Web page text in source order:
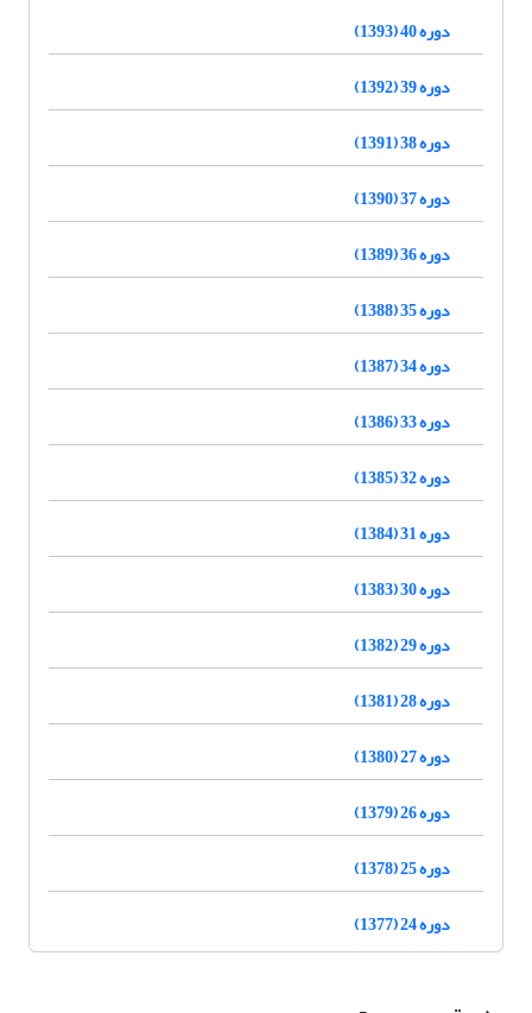
دوره 40 (1393)
دوره 39 (1392)
دوره 38 (1391)
دوره 37 (1390)
دوره 36 (1389)
دوره 35 (1388)
دوره 34 (1387)
دوره 33 (1386)
دوره 32 (1385)
دوره 31 (1384)
دوره 30 (1383)
دوره 29 (1382)
دوره 28 (1381)
دوره 27 (1380)
دوره 26 (1379)
دوره 25 (1378)
دوره 24 (1377)